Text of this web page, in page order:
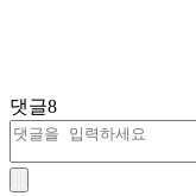
댓글8